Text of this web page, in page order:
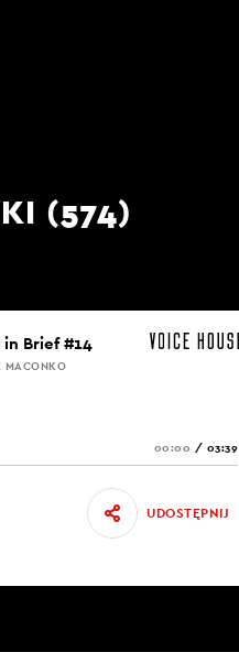
(574)
in Brief #14
MACONKO
00:00 / 03:39
UDOSTĘPNIJ